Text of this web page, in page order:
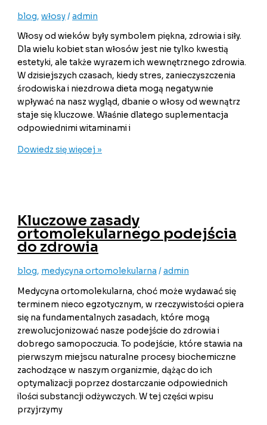
blog,włosy/admin
Włosy od wieków były symbolem piękna, zdrowia i siły.
Dla wielu kobiet stan włosów jest nie tylko kwestią
estetyki, ale także wyrazem ich wewnętrznego zdrowia.
W dzisiejszych czasach, kiedy stres, zanieczyszczenia
środowiska i niezdrowa dieta mogą negatywnie
wpływać na nasz wygląd, dbanie o włosy od wewnątrz
staje się kluczowe. Właśnie dlatego suplementacja
odpowiednimi witaminami i
Dowiedz się więcej »
Kluczowe zasady
ortomolekularnego podejścia
do zdrowia
blog, medycyna ortomolekularna /admin
Medycyna ortomolekularna, choć może wydawać się
terminem nieco egzotycznym, w rzeczywistości opiera
się na fundamentalnych zasadach, które mogą
zrewolucjonizować nasze podejście do zdrowia i
dobrego samopoczucia. To podejście, które stawia na
pierwszym miejscu naturalne procesy biochemiczne
zachodzące w naszym organizmie, dążąc do ich
optymalizacji poprzez dostarczanie odpowiednich
ilości substancji odżywczych. W tej części wpisu
przyjrzymy